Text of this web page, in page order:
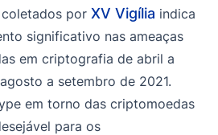
coletados porXV Vigília indica
significativo nas ameaças
em criptografia de abril a
a setembro de 2021.
em torno das criptomoedas
para os